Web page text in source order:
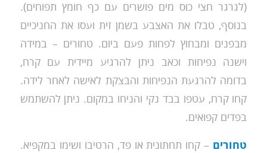
(לגרגר חצי כוס מים פושרים עם כף חומץ תפוחים).
בנוסף, טבלו את האצבע בשמן זית ועסו את החניכיים
מבפנים ומבחוץ לפחות פעם ביום. טחורים – במידה
וישנה נפיחות וכאב ניתן להרגיע מיידית עם קרח,
בדומה להרגעת הנפיחות והבצקת לאישה לאחר לידה.
קחו קרח, עטפו בבד נקי והניחו במקום. ניתן להשתמש
בפדים קפואים.
טחורים – קחו תחתונית או פד, הרטיבו ושימו במקפיא.